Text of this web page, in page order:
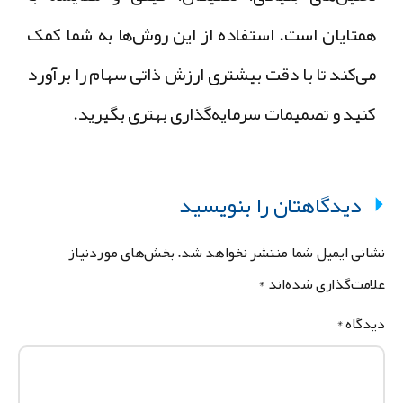
همتایان است. استفاده از این روش‌ها به شما کمک
می‌کند تا با دقت بیشتری ارزش ذاتی سهام را برآورد
کنید و تصمیمات سرمایه‌گذاری بهتری بگیرید.
دیدگاهتان را بنویسید
ایمیل شما منتشر نخواهد شد.بخش‌های موردنیاز
شده‌اند*
*